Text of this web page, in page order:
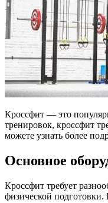
Кроссфит — это
тренировок, кроссфит
можете узнать более
Основное
Кроссфит требует
физической подготовки.